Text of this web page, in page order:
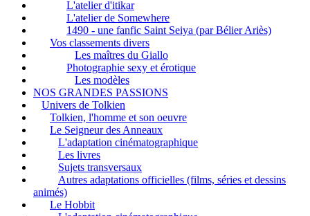
L'atelier d'itikar
L'atelier de Somewhere
1490 - une fanfic Saint Seiya (par Bélier Ariès)
Vos classements divers
Les maîtres du Giallo
Photographie sexy et érotique
Les modèles
NOS GRANDES PASSIONS
Univers de Tolkien
Tolkien, l'homme et son oeuvre
Le Seigneur des Anneaux
L'adaptation cinématographique
Les livres
Sujets transversaux
Autres adaptations officielles (films, séries et dessins
animés)
Le Hobbit